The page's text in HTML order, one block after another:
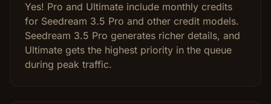
Yes! Pro and Ultimate include monthly credits
for Seedream 3.5 Pro and other credit models.
Seedream 3.5 Pro generates richer details, and
Ultimate gets the highest priority in the queue
during peak traffic.